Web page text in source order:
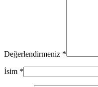
Değerlendirmeniz *
İsim *